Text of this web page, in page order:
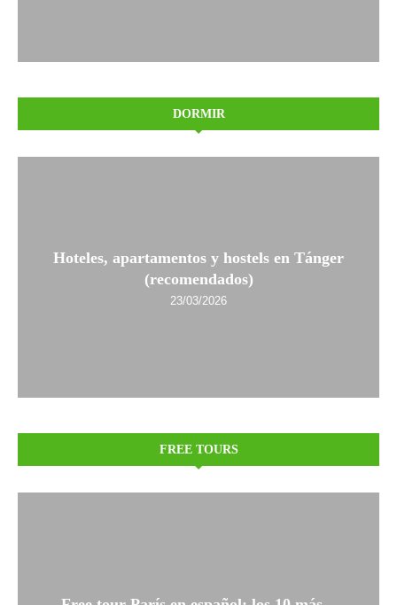
DORMIR
Hoteles, apartamentos y hostels en Tánger
(recomendados)
23/03/2026
FREE TOURS